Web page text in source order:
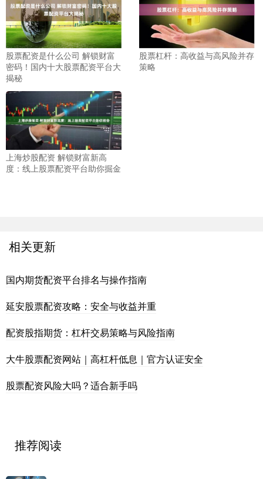
股票配资是什么公司 解锁财富
密码！国内十大股票配资平台大
揭秘
股票杠杆：高收益与高风险并存
策略
上海炒股配资 解锁财富新高
度：线上股票配资平台助你掘金
相关更新
国内期货配资平台排名与操作指南
延安股票配资攻略：安全与收益并重
配资股指期货：杠杆交易策略与风险指南
大牛股票配资网站｜高杠杆低息｜官方认证安全
股票配资风险大吗？适合新手吗
推荐阅读